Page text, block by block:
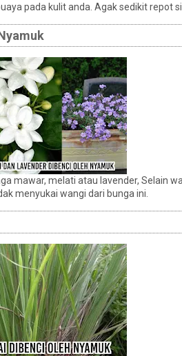
pada kulit anda. Agak sedikit repot
mawar, melati atau lavender, Selain
menyukai wangi dari bunga ini.